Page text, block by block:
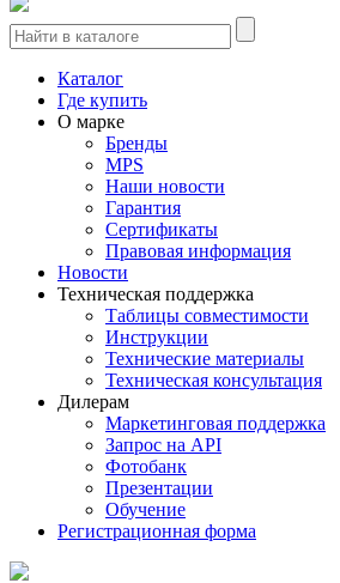
Каталог
Где купить
О марке
Бренды
MPS
Наши новости
Гарантия
Сертификаты
Правовая информация
Новости
Техническая поддержка
Таблицы совместимости
Инструкции
Технические материалы
Техническая консультация
Дилерам
Маркетинговая поддержка
Запрос на API
Фотобанк
Презентации
Обучение
Регистрационная форма